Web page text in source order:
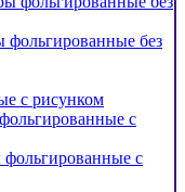
без
с рисунком
с
с